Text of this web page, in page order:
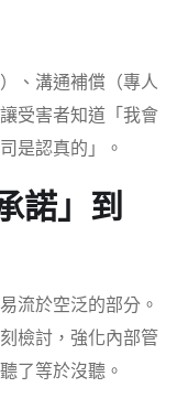
、溝通補償（專人
受害者知道「我會
是認真的」。
諾」到
流於空泛的部分。
檢討，強化內部管
了等於沒聽。